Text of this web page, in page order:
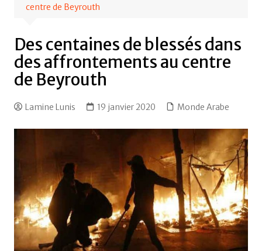
centre de Beyrouth
Des centaines de blessés dans
des affrontements au centre
de Beyrouth
Lamine Lunis 19 janvier 2020 Monde Arabe